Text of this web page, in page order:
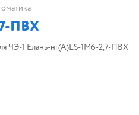
ПВХ
ЧЭ-1 Елань-нг(А)LS-1М6-2,7-ПВХ